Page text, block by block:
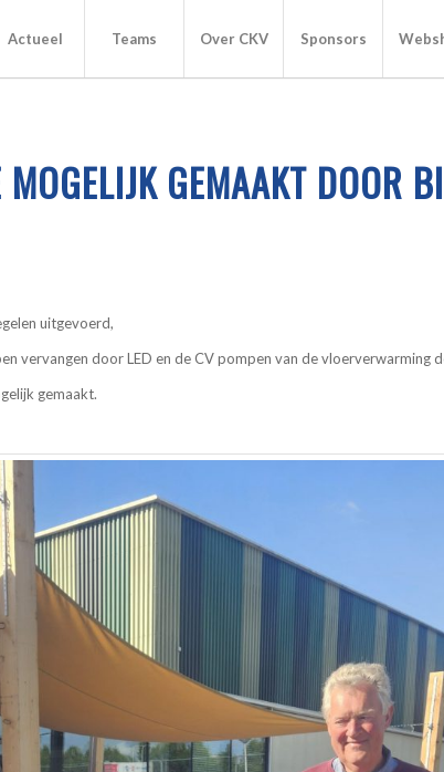
Actueel Teams Over CKV Sponsors
GEMAAKT DOOR
uitgevoerd,
vervangen door LED en de CV pompen van de vloerverwarming
gemaakt.